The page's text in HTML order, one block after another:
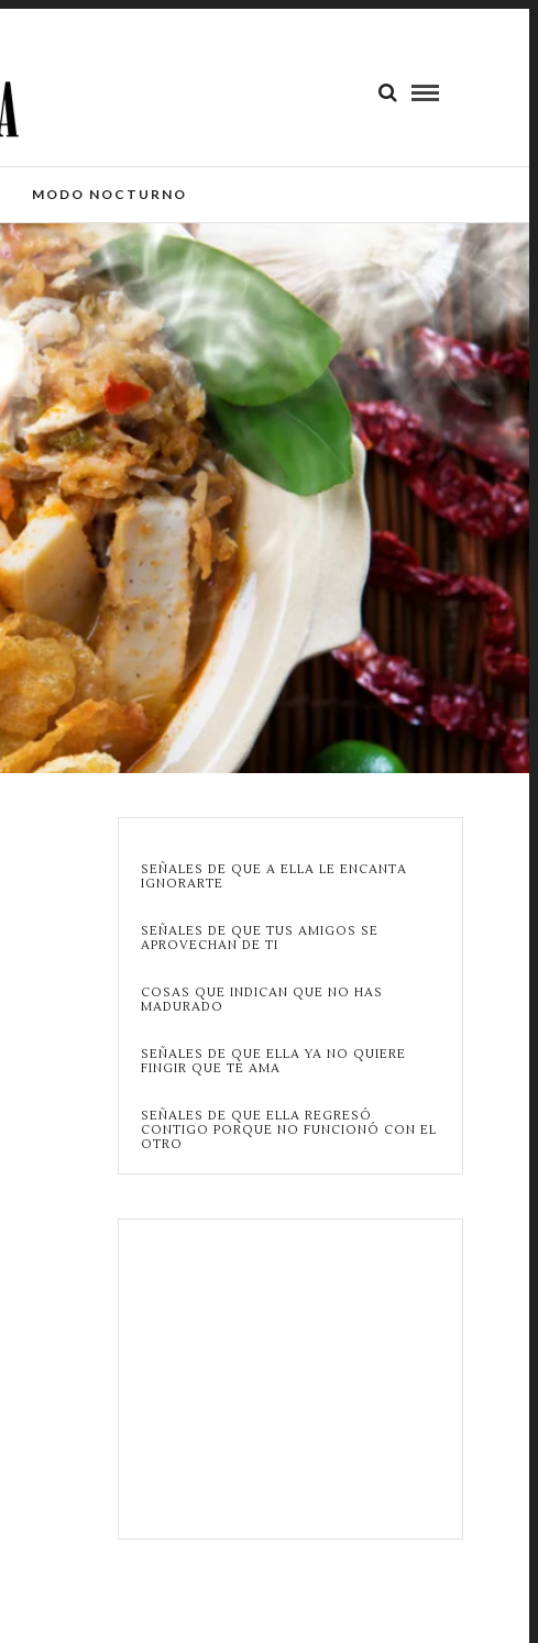
MODO NOCTURNO
SEÑALES DE QUE A ELLA LE ENCANTA
IGNORARTE
SEÑALES DE QUE TUS AMIGOS SE
APROVECHAN DE TI
COSAS QUE INDICAN QUE NO HAS
MADURADO
SEÑALES DE QUE ELLA YA NO QUIERE
FINGIR QUE TE AMA
SEÑALES DE QUE ELLA REGRESÓ
CONTIGO PORQUE NO FUNCIONÓ CON EL
OTRO